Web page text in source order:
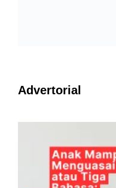
Advertorial